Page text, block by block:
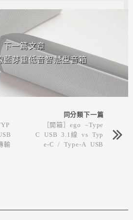
下一篇文章
藍芽重低音智慧型音箱
輸
同分類下一篇
［開箱］ego –Type
C USB 3.1線 vs Typ
e-C / Type-A USB